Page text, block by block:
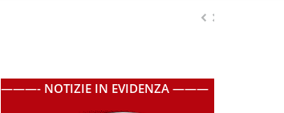
———- NOTIZIE IN EVIDENZA ———